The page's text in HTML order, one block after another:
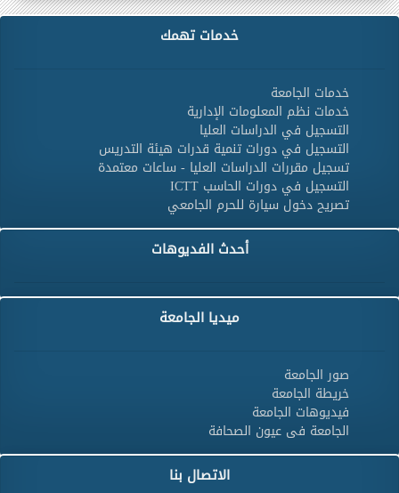
خدمات تهمك
خدمات الجامعة
خدمات نظم المعلومات الإدارية
التسجيل في الدراسات العليا
التسجيل في دورات تنمية قدرات هيئة التدريس
تسجيل مقررات الدراسات العليا - ساعات معتمدة
التسجيل في دورات الحاسب ICTT
تصريح دخول سيارة للحرم الجامعي
أحدث الفديوهات
ميديا الجامعة
صور الجامعة
خريطة الجامعة
فيديوهات الجامعة
الجامعة فى عيون الصحافة
الاتصال بنا